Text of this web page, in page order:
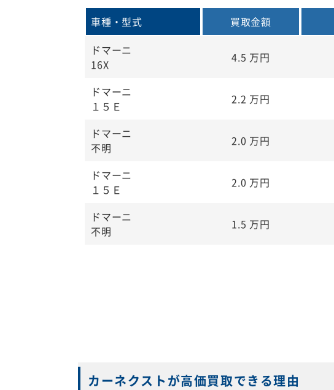
車種・型式 買取金額
ドマーニ
16X
4.5 万円
ドマーニ
１５Ｅ
2.2 万円
ドマーニ
不明
2.0 万円
ドマーニ
１５Ｅ
2.0 万円
ドマーニ
不明
1.5 万円
カーネクストが高価買取できる理由